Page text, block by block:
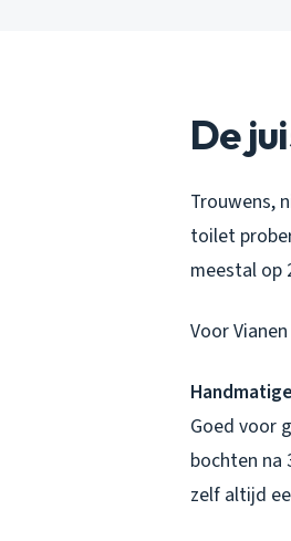
De
Trouwens,
toilet
meestal op
Voor
Goed voor
bochten na
zelf altijd